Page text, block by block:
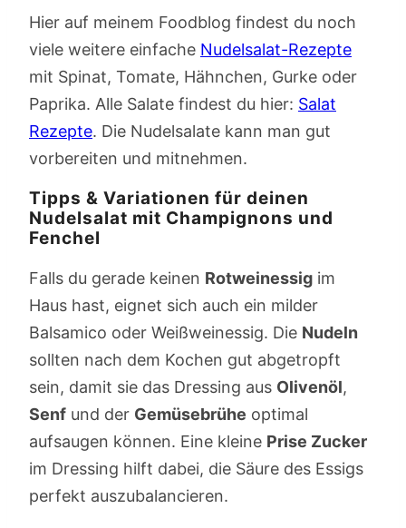
Hier auf meinem Foodblog findest du noch
viele weitere einfache Nudelsalat-Rezepte
mit Spinat, Tomate, Hähnchen, Gurke oder
Paprika. Alle Salate findest du hier: Salat
Rezepte. Die Nudelsalate kann man gut
vorbereiten und mitnehmen.
Tipps & Variationen für deinen
Nudelsalat mit Champignons und
Fenchel
Falls du gerade keinen Rotweinessig im
Haus hast, eignet sich auch ein milder
Balsamico oder Weißweinessig. Die Nudeln
sollten nach dem Kochen gut abgetropft
sein, damit sie das Dressing aus Olivenöl,
Senf und der Gemüsebrühe optimal
aufsaugen können. Eine kleine Prise Zucker
im Dressing hilft dabei, die Säure des Essigs
perfekt auszubalancieren.